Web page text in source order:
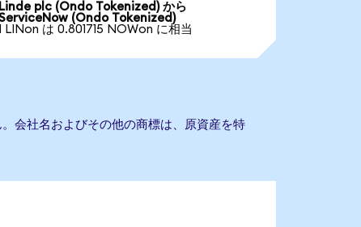
Linde plc (Ondo Tokenized) から
(Ondo Tokenized)
LINon は 0.801715 NOWon に相当
会社名およびその他の商標は、原資産を特